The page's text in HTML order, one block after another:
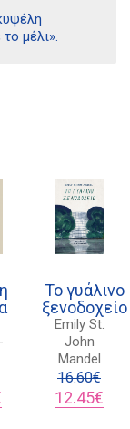
μέλι».
τρέχουσα
Το γυάλινο
ξενοδοχείο
Emily St.
John
Mandel
16.60€
Original
price
12.45€